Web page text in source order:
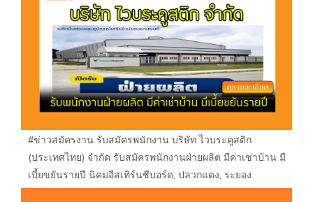
#ข่าวสมัครงาน รับสมัครพนักงาน บริษัท ไวบระคูสติก
(ประเทศไทย) จำกัด รับสมัครพนักงานฝ่ายผลิต มีค่าเช่าบ้าน มี
เบี้ยขยันรายปี นิคมอีสเทิร์นซีบอร์ด, ปลวกแดง, ระยอง